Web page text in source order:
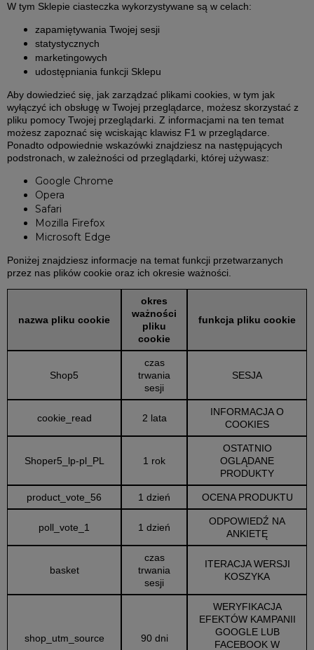
W tym Sklepie ciasteczka wykorzystywane są w celach:
zapamiętywania Twojej sesji
statystycznych
marketingowych
udostępniania funkcji Sklepu
Aby dowiedzieć się, jak zarządzać plikami cookies, w tym jak
wyłączyć ich obsługę w Twojej przeglądarce, możesz skorzystać z
pliku pomocy Twojej przeglądarki. Z informacjami na ten temat
możesz zapoznać się wciskając klawisz F1 w przeglądarce.
Ponadto odpowiednie wskazówki znajdziesz na następujących
podstronach, w zależności od przeglądarki, której używasz:
Google Chrome
Opera
Safari
Mozilla Firefox
Microsoft Edge
Poniżej znajdziesz informacje na temat funkcji przetwarzanych
przez nas plików cookie oraz ich okresie ważności.
nazwa pliku cookie
okres
ważności
pliku
cookie
funkcja pliku cookie
Shop5
czas
trwania
sesji
SESJA
cookie_read 2 lata
INFORMACJA O
COOKIES
Shoper5_lp-pl_PL 1 rok
OSTATNIO
OGLĄDANE
PRODUKTY
product_vote_56 1 dzień OCENA PRODUKTU
poll_vote_1 1 dzień
ODPOWIEDŹ NA
ANKIETĘ
basket
czas
trwania
sesji
ITERACJA WERSJI
KOSZYKA
shop_utm_source 90 dni
WERYFIKACJA
EFEKTÓW KAMPANII
GOOGLE LUB
FACEBOOK W